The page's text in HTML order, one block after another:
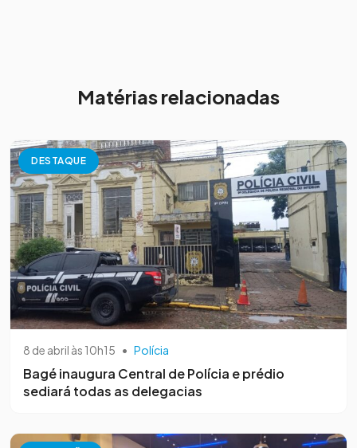
Matérias relacionadas
DESTAQUE
8 de abril às 10h15 • Polícia
Bagé inaugura Central de Polícia e prédio
sediará todas as delegacias